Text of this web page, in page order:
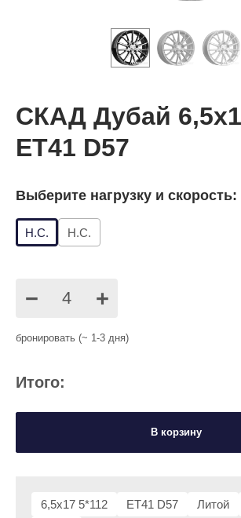
СКАД Дубай
ET41 D57
6,5x17 5*112 ET41 D57 Литой
Выберите нагрузку и скорость:
Н.С. Н.С.
− +
бронировать (~ 1-3 дня)
Итого:
В корзину